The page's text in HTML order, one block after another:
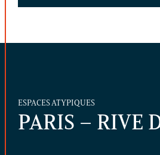
ESPACES ATYPIQUES
PARIS – RIVE